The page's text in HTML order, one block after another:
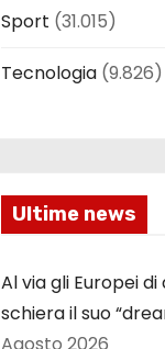
Sport (31.015)
Tecnologia (9.826)
Ultime news
Al via gli Europei
schiera il suo